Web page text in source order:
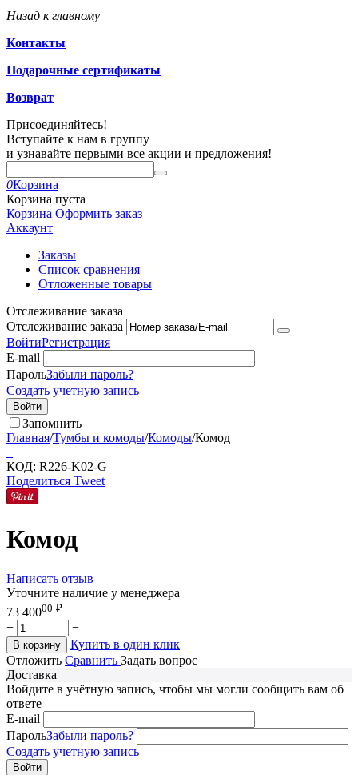
Назад к главному
Контакты
Подарочные сертификаты
Возврат
Присоединяйтесь!
Вступайте к нам в группу
и узнавайте первыми все акции и предложения!
0Корзина
Корзина пуста
Корзина Оформить заказ
Аккаунт
Заказы
Список сравнения
Отложенные товары
Отслеживание заказа
Отслеживание заказа
ВойтиРегистрация
E-mail
ПарольЗабыли пароль?
Создать учетную запись
Войти
Запомнить
Главная/Тумбы и комоды/Комоды/Комод
КОД: R226-K02-G
Поделиться Tweet
Комод
Написать отзыв
Уточните наличие у менеджера
73 40000 ₽
+ −
В корзину
Купить в один клик
Отложить Сравнить Задать вопрос
Доставка
Войдите в учётную запись, чтобы мы могли сообщить вам об
ответе
E-mail
ПарольЗабыли пароль?
Создать учетную запись
Войти